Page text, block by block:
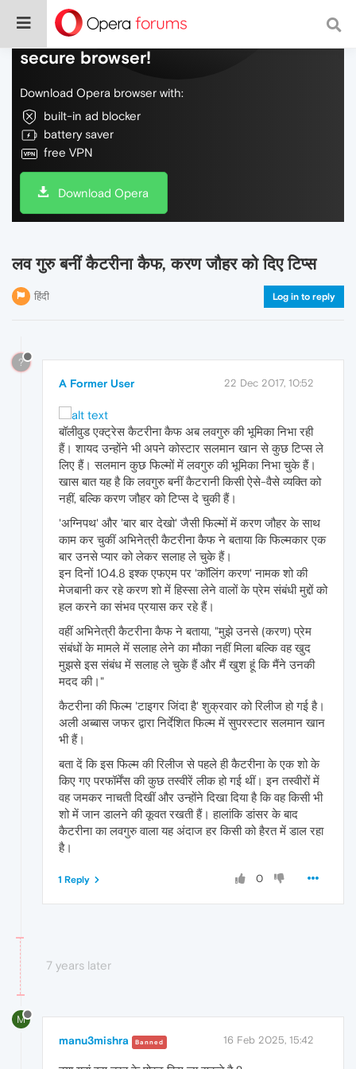
Do more on the web, with a fast and
secure browser!
Download Opera browser with:
built-in ad blocker
battery saver
free VPN
Download Opera
लव गुरु बनीं कैटरीना कैफ, करण जौहर को दिए टिप्स
हिंदी Log in to reply
?
A Former User 22 Dec 2017, 10:52
बॉलीवुड एक्ट्रेस कैटरीना कैफ अब लवगुरु की भूमिका निभा रही
हैं। शायद उन्होंने भी अपने कोस्टार सलमान खान से कुछ टिप्स ले
लिए हैं। सलमान कुछ फिल्मों में लवगुरु की भूमिका निभा चुके हैं।
खास बात यह है कि लवगुरु बनीं कैटरानी किसी ऐसे-वैसे व्यक्ति को
नहीं, बल्कि करण जौहर को टिप्स दे चुकी हैं।
'अग्निपथ' और 'बार बार देखो' जैसी फिल्मों में करण जौहर के साथ
काम कर चुकीं अभिनेत्री कैटरीना कैफ ने बताया कि फिल्मकार एक
बार उनसे प्यार को लेकर सलाह ले चुके हैं।
इन दिनों 104.8 इश्क एफएम पर 'कॉलिंग करण' नामक शो की
मेजबानी कर रहे करण शो में हिस्सा लेने वालों के प्रेम संबंधी मुद्दों को
हल करने का संभव प्रयास कर रहे हैं।
वहीं अभिनेत्री कैटरीना कैफ ने बताया, "मुझे उनसे (करण) प्रेम
संबंधों के मामले में सलाह लेने का मौका नहीं मिला बल्कि वह खुद
मुझसे इस संबंध में सलाह ले चुके हैं और मैं खुश हूं कि मैंने उनकी
मदद की।"
कैटरीना की फिल्म 'टाइगर जिंदा है' शुक्रवार को रिलीज हो गई है।
अली अब्बास जफर द्वारा निर्देशित फिल्म में सुपरस्टार सलमान खान
भी हैं।
बता दें कि इस फिल्म की रिलीज से पहले ही कैटरीना के एक शो के
किए गए परफॉर्मेंस की कुछ तस्वीरें लीक हो गई थीं। इन तस्वीरों में
वह जमकर नाचती दिखीं और उन्होंने दिखा दिया है कि वह किसी भी
शो में जान डालने की कूवत रखती हैं। हालांकि डांसर के बाद
कैटरीना का लवगुरु वाला यह अंदाज हर किसी को हैरत में डाल रहा
है।
0
1 Reply
7 years later
M
manu3mishra Banned 16 Feb 2025, 15:42